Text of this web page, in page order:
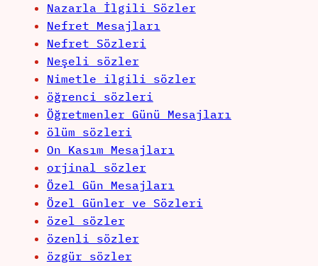
Nazarla İlgili Sözler
Nefret Mesajları
Nefret Sözleri
Neşeli sözler
Nimetle ilgili sözler
öğrenci sözleri
Öğretmenler Günü Mesajları
ölüm sözleri
On Kasım Mesajları
orjinal sözler
Özel Gün Mesajları
Özel Günler ve Sözleri
özel sözler
özenli sözler
özgür sözler